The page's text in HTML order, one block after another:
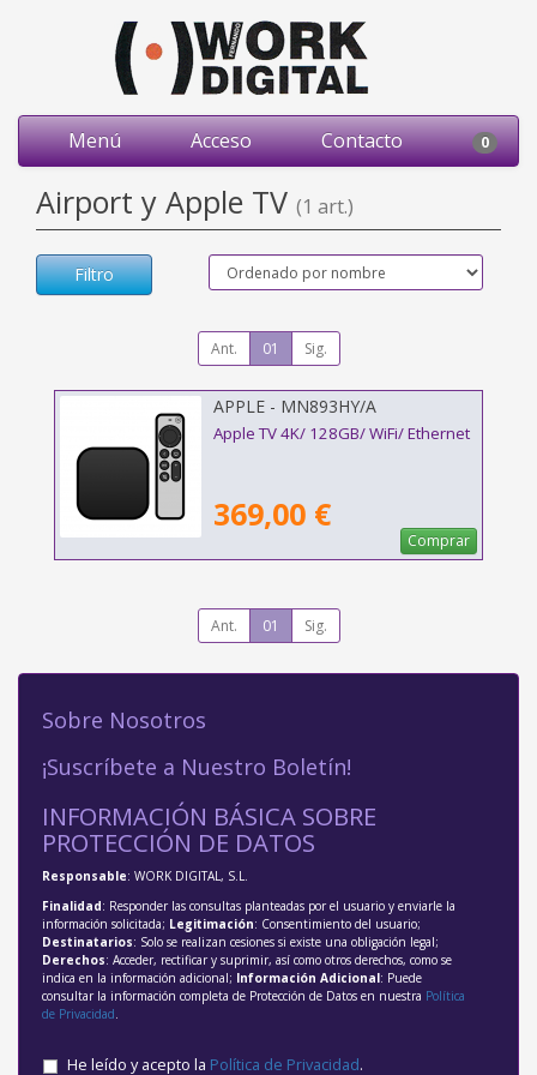
Menú Acceso Contacto 0
Airport y Apple TV (1 art.)
Filtro
Ant. 01 Sig.
APPLE - MN893HY/A
Apple TV 4K/ 128GB/ WiFi/ Ethernet
369,00 €
Comprar
Ant. 01 Sig.
Sobre Nosotros
¡Suscríbete a Nuestro Boletín!
INFORMACIÓN BÁSICA SOBRE
PROTECCIÓN DE DATOS
Responsable: WORK DIGITAL, S.L.
Finalidad: Responder las consultas planteadas por el usuario y enviarle la
información solicitada; Legitimación: Consentimiento del usuario;
Destinatarios: Solo se realizan cesiones si existe una obligación legal;
Derechos: Acceder, rectificar y suprimir, así como otros derechos, como se
indica en la información adicional; Información Adicional: Puede
consultar la información completa de Protección de Datos en nuestra Política
de Privacidad.
He leído y acepto la Política de Privacidad.